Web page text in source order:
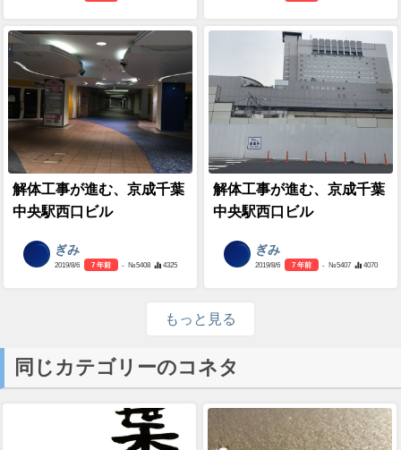
解体工事が進む、京成千葉
中央駅西口ビル
ぎみ
2019/8/6 7 年前 - №5408 4325
解体工事が進む、京成千葉
中央駅西口ビル
ぎみ
2019/8/6 7 年前 - №5407 4070
もっと見る
同じカテゴリーのコネタ